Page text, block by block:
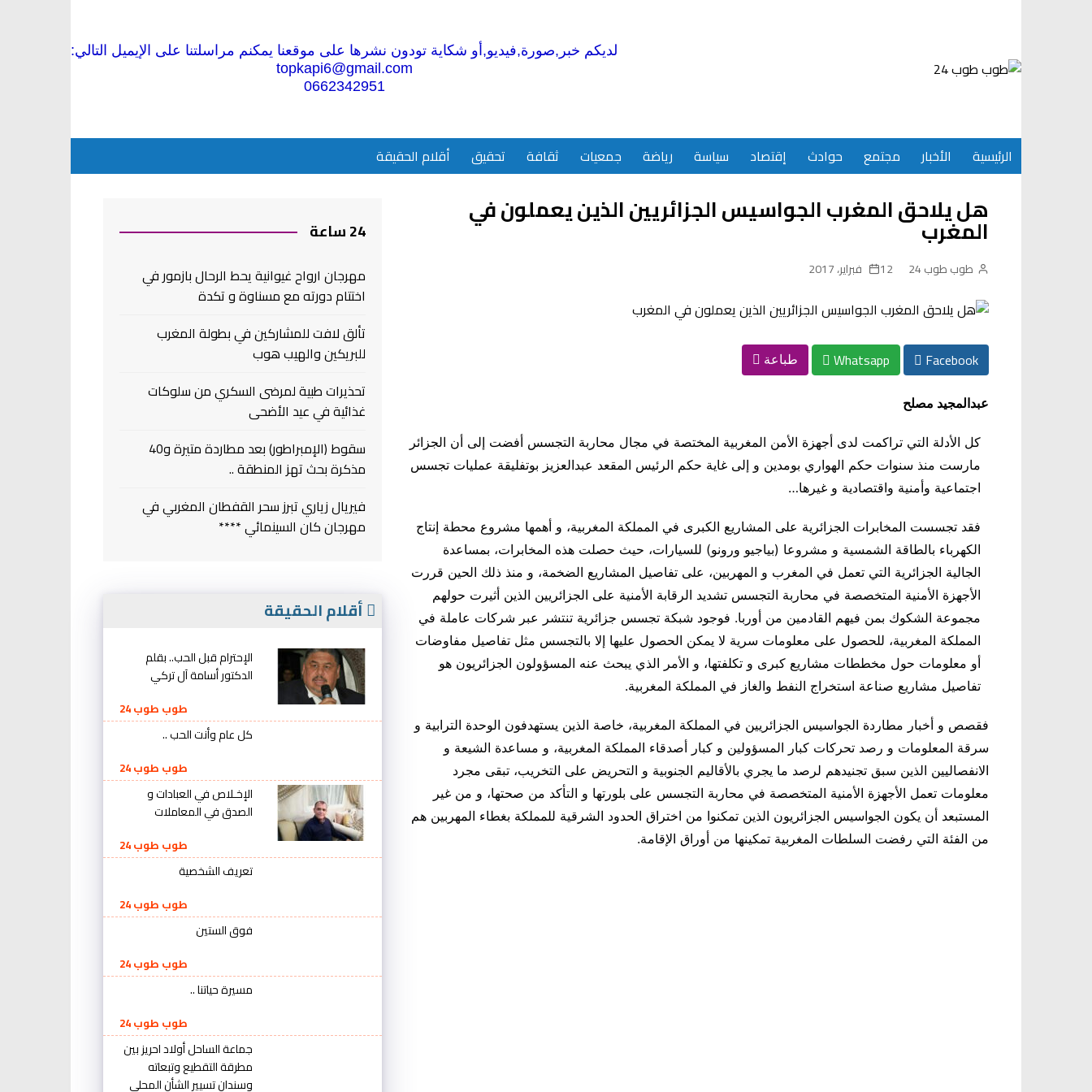
لديكم خبر,صورة,فيديو,أو شكاية تودون نشرها على موقعنا يمكنم مراسلتنا على الإيميل التالي:
topkapi6@gmail.com
0662342951
الرئيسية الأخبار مجتمع حوادث إقتصاد سياسة رياضة جمعيات ثقافة تحقيق أقلام الحقيقة
هل يلاحق المغرب الجواسيس الجزائريين الذين يعملون في
المغرب
طوب طوب 24 12 فبراير، 2017
Facebook
Whatsapp طباعة
عبدالمجيد مصلح
كل الأدلة التي تراكمت لدى أجهزة الأمن المغربية المختصة في مجال محاربة التجسس أفضت إلى أن الجزائر
مارست منذ سنوات حكم الهواري بومدين و إلى غاية حكم الرئيس المقعد عبدالعزيز بوتفليقة عمليات تجسس
اجتماعية وأمنية واقتصادية و غيرها…
فقد تجسست المخابرات الجزائرية على المشاريع الكبرى في المملكة المغربية، و أهمها مشروع محطة إنتاج
الكهرباء بالطاقة الشمسية و مشروعا (بياجيو ورونو) للسيارات، حيث حصلت هذه المخابرات، بمساعدة
الجالية الجزائرية التي تعمل في المغرب و المهربين، على تفاصيل المشاريع الضخمة، و منذ ذلك الحين قررت
الأجهزة الأمنية المتخصصة في محاربة التجسس تشديد الرقابة الأمنية على الجزائريين الذين أثيرت حولهم
مجموعة الشكوك بمن فيهم القادمين من أوربا. فوجود شبكة تجسس جزائرية تنتشر عبر شركات عاملة في
المملكة المغربية، للحصول على معلومات سرية لا يمكن الحصول عليها إلا بالتجسس مثل تفاصيل مفاوضات
أو معلومات حول مخططات مشاريع كبرى و تكلفتها، و الأمر الذي يبحث عنه المسؤولون الجزائريون هو
تفاصيل مشاريع صناعة استخراج النفط والغاز في المملكة المغربية.
فقصص و أخبار مطاردة الجواسيس الجزائريين في المملكة المغربية، خاصة الذين يستهدفون الوحدة الترابية و
سرقة المعلومات و رصد تحركات كبار المسؤولين و كبار أصدقاء المملكة المغربية، و مساعدة الشيعة و
الانفصاليين الذين سبق تجنيدهم لرصد ما يجري بالأقاليم الجنوبية و التحريض على التخريب، تبقى مجرد
معلومات تعمل الأجهزة الأمنية المتخصصة في محاربة التجسس على بلورتها و التأكد من صحتها، و من غير
المستبعد أن يكون الجواسيس الجزائريون الذين تمكنوا من اختراق الحدود الشرقية للمملكة بغطاء المهربين هم
من الفئة التي رفضت السلطات المغربية تمكينها من أوراق الإقامة.
24 ساعة
مهرجان ارواح غيوانية يحط الرحال بازمور في
اختتام دورته مع مسناوة و تكدة
تألق لافت للمشاركين في بطولة المغرب
للبريكين والهيب هوب
تحذيرات طبية لمرضى السكري من سلوكات
غذائية في عيد الأضحى
سقوط (الإمبراطور) بعد مطاردة متيرة و40
مذكرة بحث تهز المنطقة ..
فيريال زياري تبرز سحر القفطان المغربي في
مهرجان كان السينمائي ****
أقلام الحقيقة
الإحترام قبل الحب.. بقلم
الدكتور أسامة آل تركي
طوب طوب 24
كل عام وأنت الحب ..
طوب طوب 24
الإخـلاص في العبادات و
الصدق في المعاملات
طوب طوب 24
تعريف الشخصية
طوب طوب 24
فوق الستين
طوب طوب 24
مسيرة حياتنا ..
طوب طوب 24
جماعة الساحل أولاد احريز بين
مطرقة التقطيع وتبعاته
وسندان تسيير الشأن المحلي